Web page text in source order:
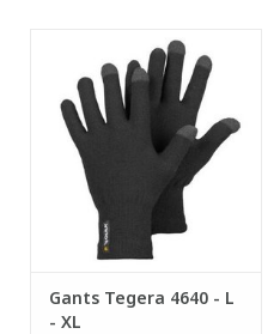
Gants Tegera 4640 - L
- XL